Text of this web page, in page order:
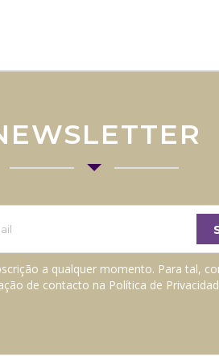
a qualquer momento. Para tal,
de contacto na Política de